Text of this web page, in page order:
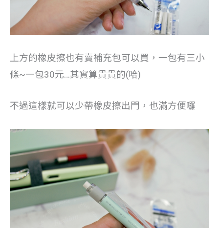
上方的橡皮擦也有賣補充包可以買，一包有三小
條~一包30元…其實算貴貴的(哈)
不過這樣就可以少帶橡皮擦出門，也滿方便囉